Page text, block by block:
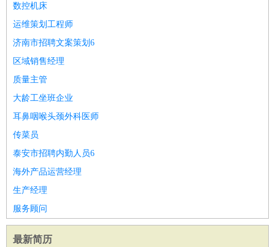
数控机床
运维策划工程师
济南市招聘文案策划6
区域销售经理
质量主管
大龄工坐班企业
耳鼻咽喉头颈外科医师
传菜员
泰安市招聘内勤人员6
海外产品运营经理
生产经理
服务顾问
最新简历